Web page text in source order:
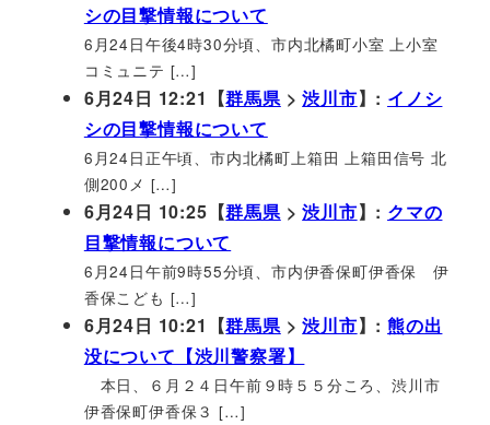
シの目撃情報について
6月24日午後4時30分頃、市内北橘町小室 上小室
コミュニテ […]
6月24日 12:21【群馬県>渋川市】: イノシ
シの目撃情報について
6月24日正午頃、市内北橘町上箱田 上箱田信号 北
側200メ […]
6月24日 10:25【群馬県>渋川市】: クマの
目撃情報について
6月24日午前9時55分頃、市内伊香保町伊香保 伊
香保こども […]
6月24日 10:21【群馬県>渋川市】:熊の出
没について【渋川警察署】
本日、６月２４日午前９時５５分ころ、渋川市
伊香保町伊香保３ […]